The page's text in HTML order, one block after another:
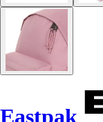
Eastpak